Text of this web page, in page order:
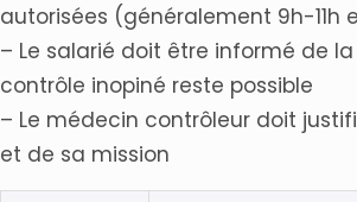
autorisées (généralement 9h-11h
– Le salarié doit être informé de
contrôle inopiné reste possible
– Le médecin contrôleur doit
et de sa mission